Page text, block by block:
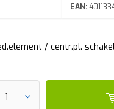
EAN:
/ centr.pl.